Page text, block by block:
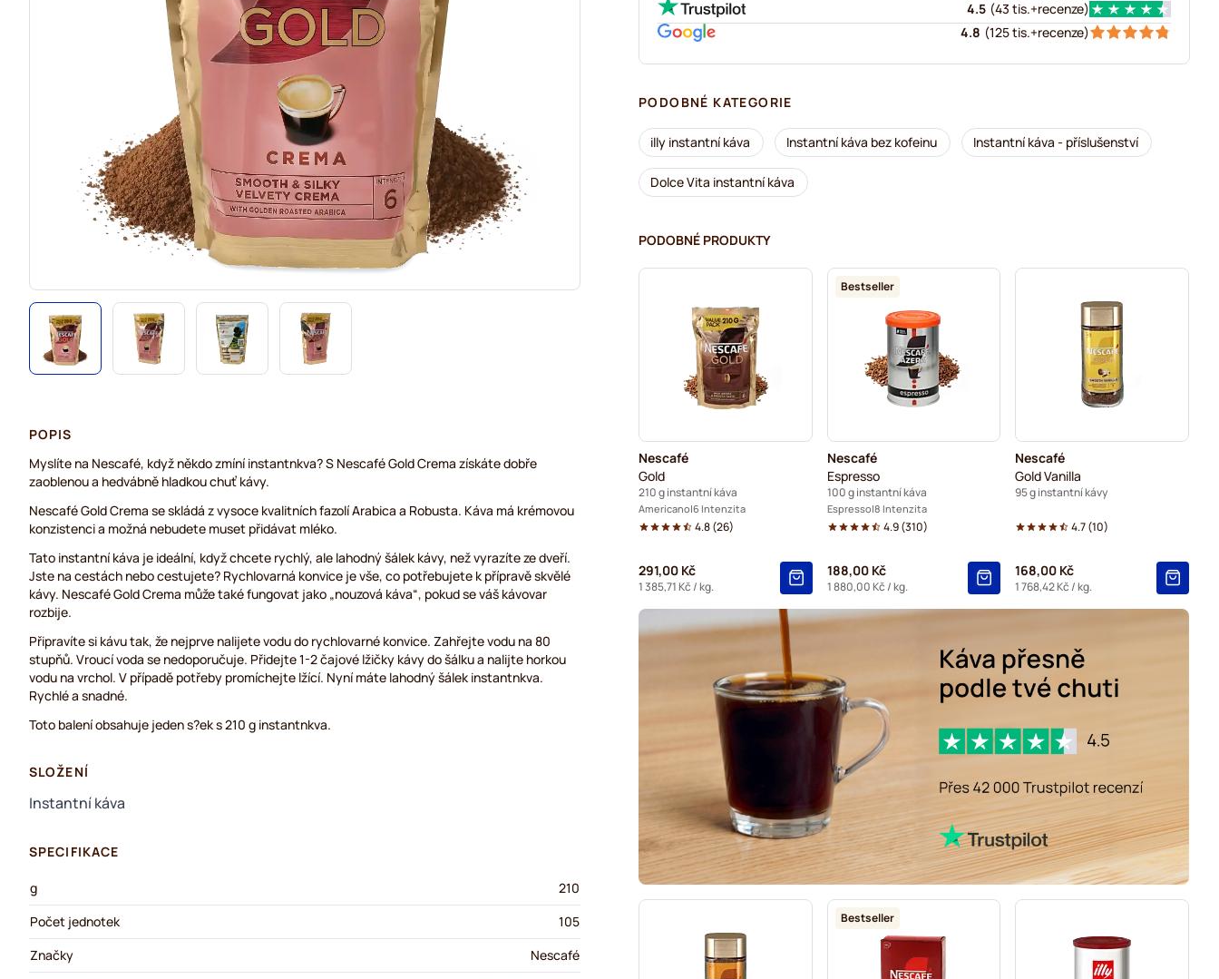
4.5 (43 tis.+recenze)
4.8 (125 tis.+recenze)
PODOBNÉ KATEGORIE
illy instantní káva Instantní káva bez kofeinu Instantní káva - příslušenství
Dolce Vita instantní káva
PODOBNÉ PRODUKTY
Nescafé
Gold
210 g instantní káva
Americano 6 Intenzita
4.8(26)
291,00 Kč
1 385,71 Kč / kg.
Bestseller
Nescafé
Espresso
100 g instantní káva
Espresso 8 Intenzita
4.9(310)
188,00 Kč
1 880,00 Kč / kg.
Nescafé
Gold Vanilla
95 g instantní kávy
4.7(10)
168,00 Kč
1 768,42 Kč / kg.
Bestseller
POPIS
Myslíte na Nescafé, když někdo zmíní instantnkva? S Nescafé Gold Crema získáte dobře
zaoblenou a hedvábně hladkou chuť kávy.
Nescafé Gold Crema se skládá z vysoce kvalitních fazolí Arabica a Robusta. Káva má krémovou
konzistenci a možná nebudete muset přidávat mléko.
Tato instantní káva je ideální, když chcete rychlý, ale lahodný šálek kávy, než vyrazíte ze dveří.
Jste na cestách nebo cestujete? Rychlovarná konvice je vše, co potřebujete k přípravě skvělé
kávy. Nescafé Gold Crema může také fungovat jako „nouzová káva“, pokud se váš kávovar
rozbije.
Připravíte si kávu tak, že nejprve nalijete vodu do rychlovarné konvice. Zahřejte vodu na 80
stupňů. Vroucí voda se nedoporučuje. Přidejte 1-2 čajové lžičky kávy do šálku a nalijte horkou
vodu na vrchol. V případě potřeby promíchejte lžící. Nyní máte lahodný šálek instantnkva.
Rychlé a snadné.
Toto balení obsahuje jeden s?ek s 210 g instantnkva.
SLOŽENÍ
Instantní káva
SPECIFIKACE
g
210
Počet jednotek
105
Značky
Nescafé